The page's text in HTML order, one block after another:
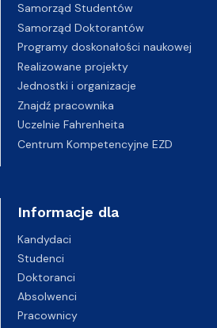
Samorząd Studentów
Samorząd Doktorantów
Programy doskonałości naukowej
Realizowane projekty
Jednostki i organizacje
Znajdź pracownika
Uczelnie Fahrenheita
Centrum Kompetencyjne EZD
Informacje dla
Kandydaci
Studenci
Doktoranci
Absolwenci
Pracownicy